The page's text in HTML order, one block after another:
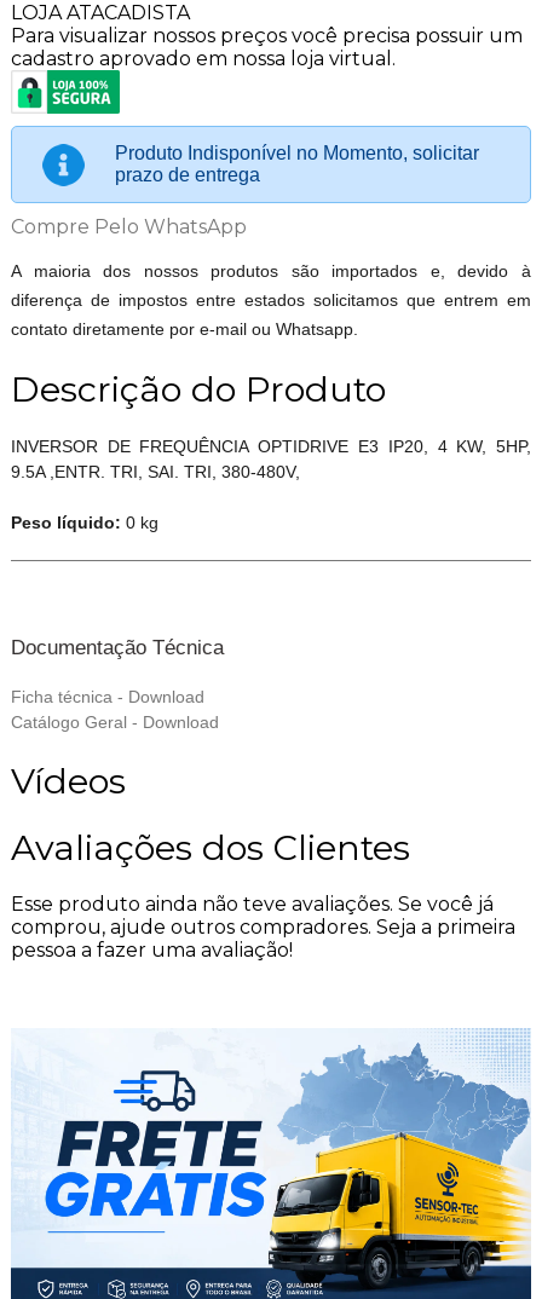
LOJA ATACADISTA
Para visualizar nossos preços você precisa possuir um
cadastro aprovado em nossa loja virtual.
Produto Indisponível no Momento, solicitar
prazo de entrega
Compre Pelo WhatsApp
A maioria dos nossos produtos são importados e, devido à
diferença de impostos entre estados solicitamos que entrem em
contato diretamente por e-mail ou Whatsapp.
Descrição do Produto
INVERSOR DE FREQUÊNCIA OPTIDRIVE E3 IP20, 4 KW, 5HP,
9.5A ,ENTR. TRI, SAI. TRI, 380-480V,
Peso líquido: 0 kg
Documentação Técnica
Ficha técnica - Download
Catálogo Geral - Download
Vídeos
Avaliações dos Clientes
Esse produto ainda não teve avaliações. Se você já
comprou, ajude outros compradores. Seja a primeira
pessoa a fazer uma avaliação!